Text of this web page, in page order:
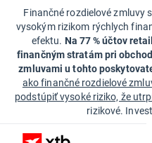
Finančné rozdielové zmluvy
vysokým rizikom rýchlych
efektu. Na 77 % účtov
finančným stratám pri
zmluvami u tohto
ako finančné rozdielové
podstúpiť vysoké riziko, že
rizikové.